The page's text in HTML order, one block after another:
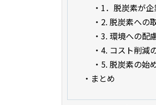
・ 1．脱炭素が
・ 2. 脱炭素への
・ 3. 環境への配
・ 4. コスト削減
・ 5. 脱炭素の始
・ まとめ